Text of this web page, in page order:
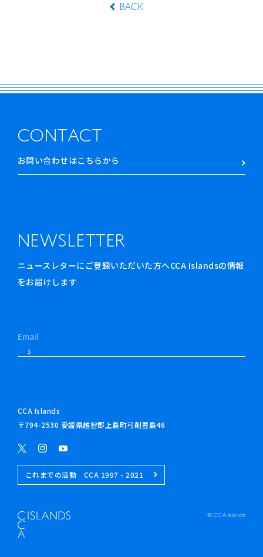
BACK
CONTACT
お問い合わせはこちらから
NEWSLETTER
ニュースレターにご登録いただいた方へCCA Islandsの情報
をお届けします
CCA Islands
〒794-2530 愛媛県越智郡上島町弓削豊島46
これまでの活動 CCA 1997 - 2021
© CCA Islands